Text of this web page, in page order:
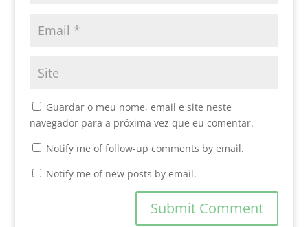
Guardar o meu nome, email e site neste
navegador para a próxima vez que eu comentar.
Notify me of follow-up comments by email.
Notify me of new posts by email.